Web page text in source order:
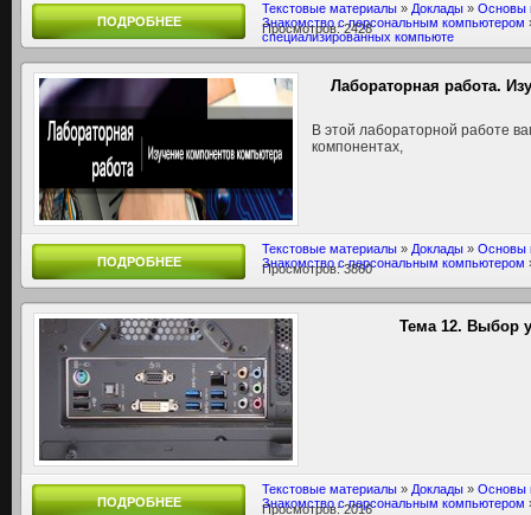
ПОДРОБНЕЕ
Текстовые материалы » Доклады » Основы
Знакомство с персональным компьютером
специализированных компьюте
Просмотров: 2428
Лабораторная работа.
В этой лабораторной работе
компонентах,
ПОДРОБНЕЕ
Текстовые материалы » Доклады » Основы
Знакомство с персональным компьютером
Просмотров: 3860
Тема 12. Выбор
ПОДРОБНЕЕ
Текстовые материалы » Доклады » Основы
Знакомство с персональным компьютером
Просмотров: 2016